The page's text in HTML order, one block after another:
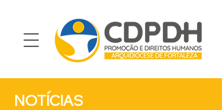
NOTÍCIAS